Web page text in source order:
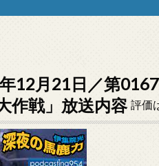
12月21日／第
作戦」放送内容 評価